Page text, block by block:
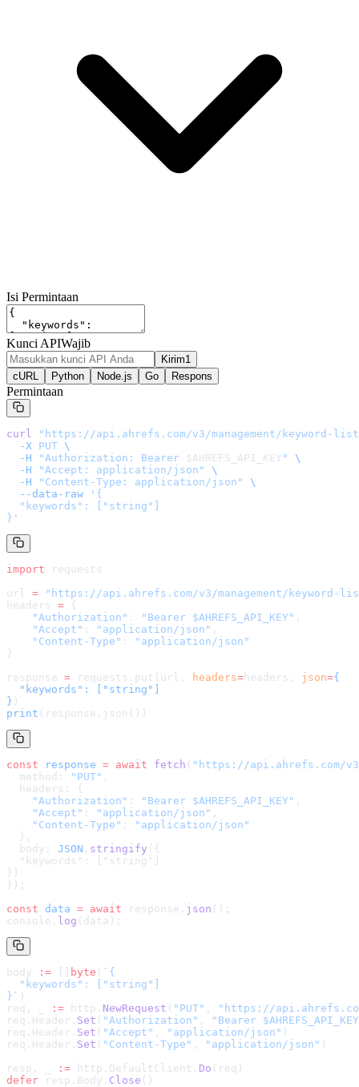
Isi Permintaan
Kunci APIWajib
Kirim1
cURL
Python Node.js Go Respons
Permintaan
curl " https://api.ahrefs.com/v3/management/keyword-
  -X
PUT \
  -H
"Authorization: Bearer $AHREFS_API_KEY "
\
  -H
"Accept: application/json"
\
  -H
"Content-Type: application/json"
\
  --data-raw
' {
  "keywords": ["string"]
} '
import requests
url = " https://api.ahrefs.com/v3/management/keyword-
headers = {
    "Authorization"
: "Bearer $AHREFS_API_KEY" ,
    "Accept"
: "application/json" ,
    "Content-Type"
:
"application/json"
}
response = requests.put(url, headers= headers , json={
  "keywords": ["string"]
} )
print (response.json())
const response = await fetch ( " https://api.ahrefs.com/v3/
  method:
"PUT" ,
  headers: {
    "Authorization"
: "Bearer $AHREFS_API_KEY" ,
    "Accept"
: "application/json" ,
    "Content-Type"
:
"application/json"
  },
  body:
JSON . stringify ( {
  "keywords": ["string"]
} )
});
const data = await response. json ();
console. log (data);
body := byte ( ` {
  "keywords": ["string"]
} ` )
req, _
:= http. NewRequest ( "PUT" , " https://
req.Header. Set ( "Authorization" ,
"Bearer
req.Header. Set ( "Accept" , "application/json" )
req.Header. Set ( "Content-Type" , "application/json" )
resp, _
:= http.DefaultClient. Do (req)
defer resp.Body. Close ()